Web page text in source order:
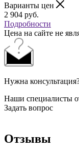
Варианты цен
2 904 руб.
Подробности
Цена на сайте не
Нужна
Наши специалисты
Задать вопрос
Отзывы